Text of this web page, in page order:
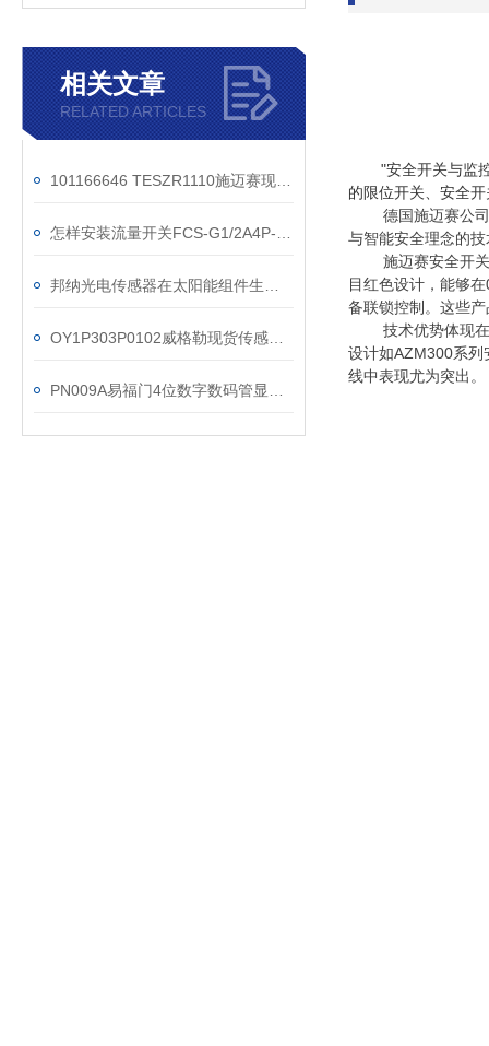
相关文章
RELATED ARTICLES
"安全开关与监
的限位开关、安全
德国施迈赛公
与智能安全理念的
施迈赛安全开
目红色设计，能够
备联锁控制。这些
技术优势体现
设计如AZM300系列
线中表现尤为突出。